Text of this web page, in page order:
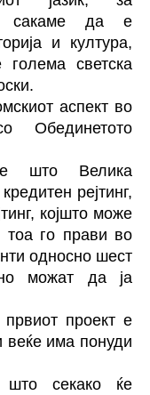
сакаме да е
и култура,
светска
аспект во
Обединетото
што Велика
рејтинг,
којшто може
го прави во
односно шест
можат да ја
проект е
веќе има понуди
што секако ќе